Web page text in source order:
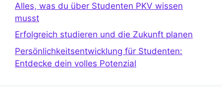
Alles, was du über Studenten PKV wissen
musst
Erfolgreich studieren und die Zukunft planen
Persönlichkeitsentwicklung für Studenten:
Entdecke dein volles Potenzial